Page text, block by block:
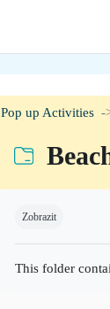
Pop up Activities
Zobrazit
This folder